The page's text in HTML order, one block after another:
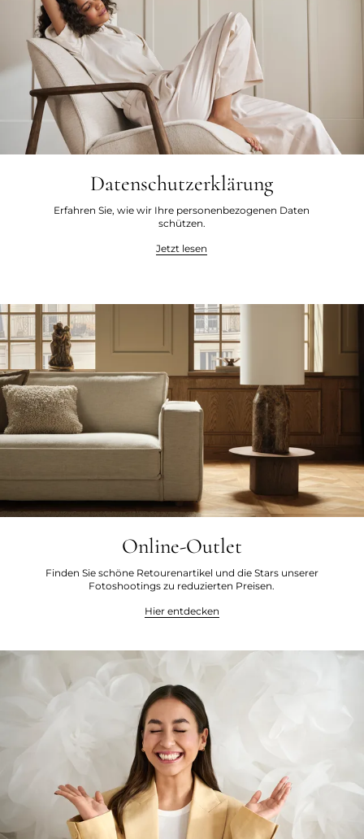
Datenschutzerklärung
Erfahren Sie, wie wir Ihre personenbezogenen Daten
schützen.
Jetzt lesen
Online-Outlet
Finden Sie schöne Retourenartikel und die Stars unserer
Fotoshootings zu reduzierten Preisen.
Hier entdecken